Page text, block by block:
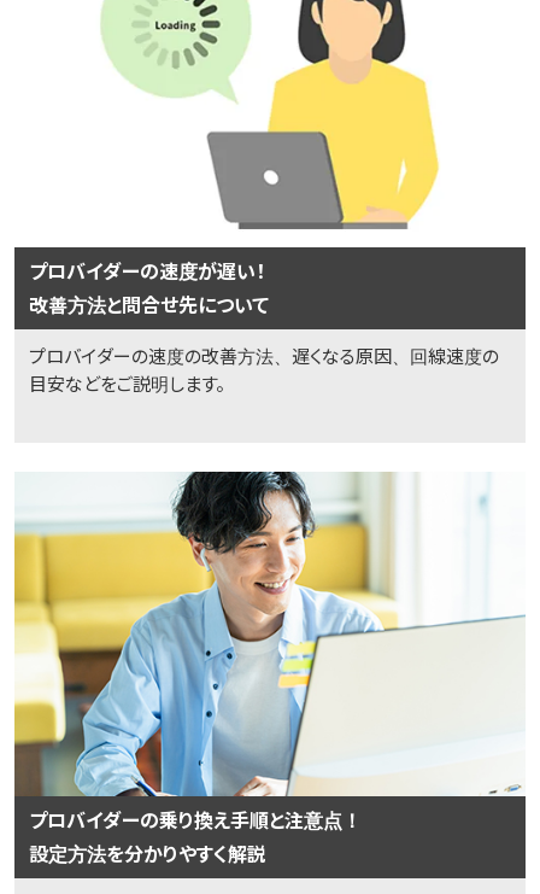
プロバイダーの速度が遅い！
改善方法と問合せ先について
プロバイダーの速度の改善方法、遅くなる原因、回線速度の
目安などをご説明します。
プロバイダーの乗り換え手順と注意点！
設定方法を分かりやすく解説